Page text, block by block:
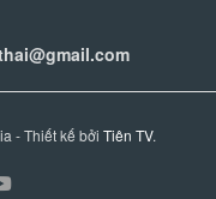
- Thiết kế bởi Tiên TV.